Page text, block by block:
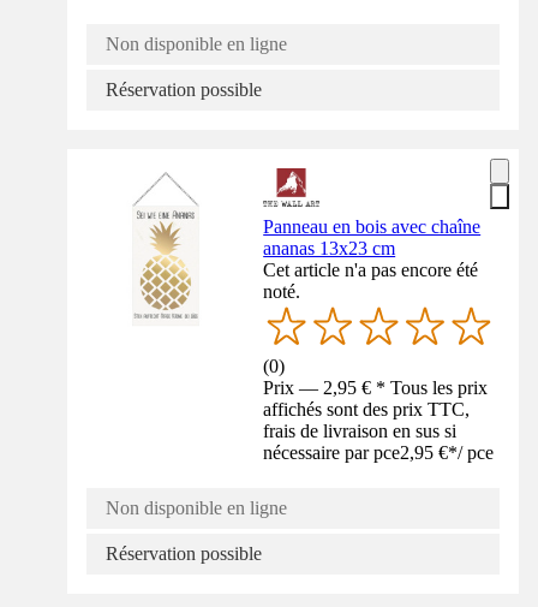
Non disponible en ligne
Réservation possible
Panneau en bois avec chaîne
ananas 13x23 cm
Cet article n'a pas encore été
noté.
(0)
Prix — 2,95 € * Tous les prix
affichés sont des prix TTC,
frais de livraison en sus si
nécessaire par pce2,95 €*/ pce
Non disponible en ligne
Réservation possible